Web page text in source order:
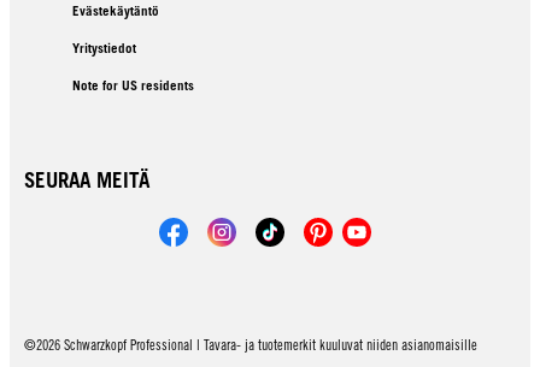
Evästekäytäntö
Yritystiedot
Note for US residents
SEURAA MEITÄ
©2026 Schwarzkopf Professional | Tavara- ja tuotemerkit kuuluvat niiden asianomaisille